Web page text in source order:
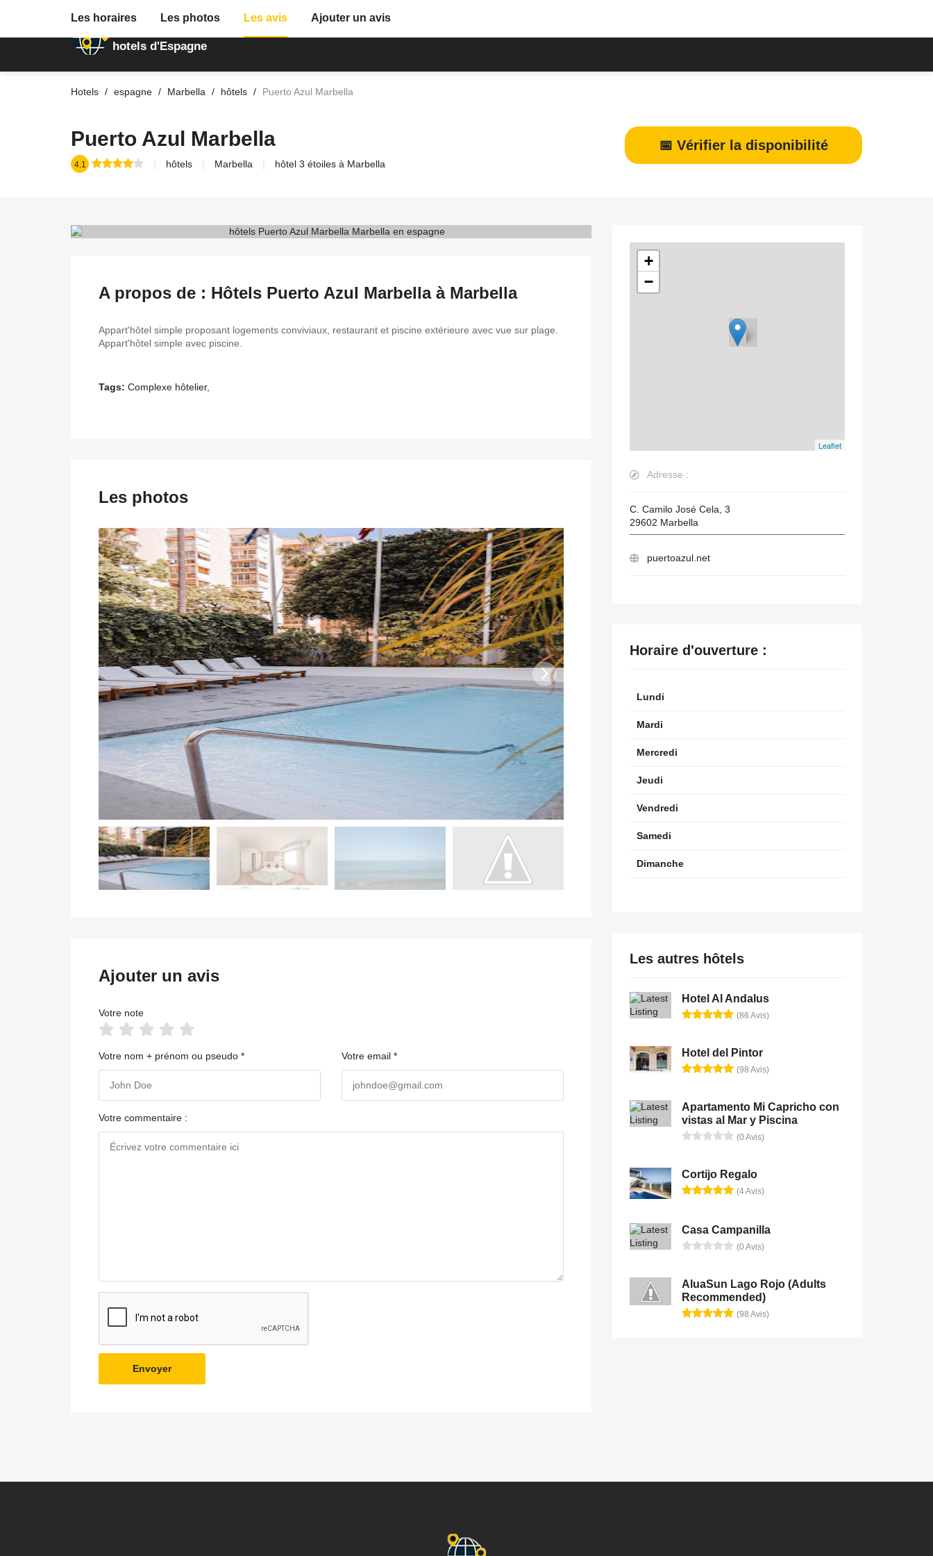
Annuaire des
hotels d'Espagne
Hotels espagne Marbella hôtels Puerto Azul Marbella
Puerto Azul Marbella
4.1 hôtels Marbella hôtel 3 étoiles à Marbella
📅 Vérifier la disponibilité
Les horaires Les photos Les avis Ajouter un avis
A propos de : Hôtels Puerto Azul Marbella à Marbella
Appart'hôtel simple proposant logements conviviaux, restaurant et piscine extérieure avec vue sur plage.
Appart'hôtel simple avec piscine.
Tags: Complexe hôtelier,
Les photos
Ajouter un avis
Votre note
Votre nom + prénom ou pseudo * Votre email *
Votre commentaire :
Envoyer
+
−
Leaflet
Adresse :
C. Camilo José Cela, 3
29602 Marbella
puertoazul.net
Horaire d'ouverture :
Lundi
Mardi
Mercredi
Jeudi
Vendredi
Samedi
Dimanche
Les autres hôtels
Hotel Al Andalus
(86 Avis)
Hotel del Pintor
(98 Avis)
Apartamento Mi Capricho con
vistas al Mar y Piscina
(0 Avis)
Cortijo Regalo
(4 Avis)
Casa Campanilla
(0 Avis)
AluaSun Lago Rojo (Adults
Recommended)
(98 Avis)